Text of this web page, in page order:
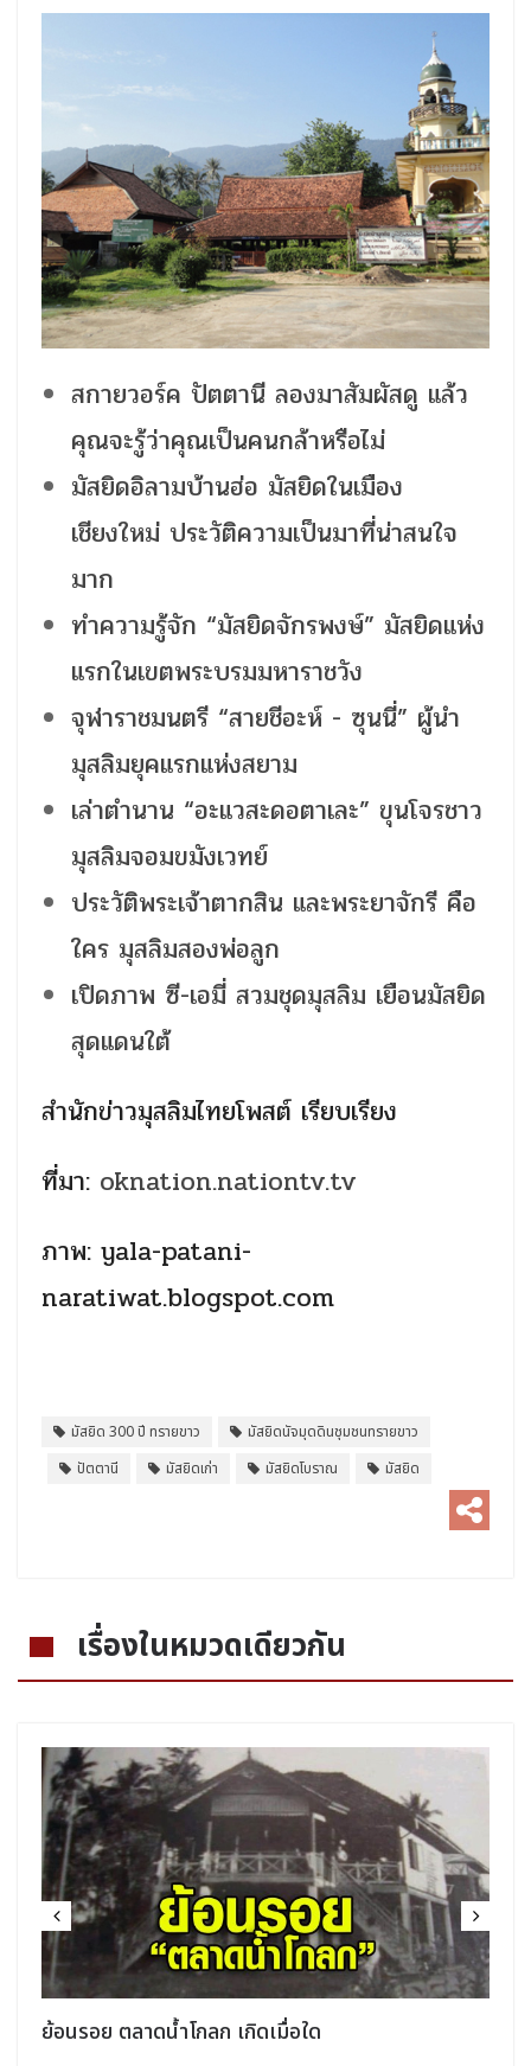
สกายวอร์ค ปัตตานี ลองมาสัมผัสดู แล้ว
คุณจะรู้ว่าคุณเป็นคนกล้าหรือไม่
มัสยิดอิลามบ้านฮ่อ มัสยิดในเมือง
เชียงใหม่ ประวัติความเป็นมาที่น่าสนใจ
มาก
ทำความรู้จัก “มัสยิดจักรพงษ์” มัสยิดแห่ง
แรกในเขตพระบรมมหาราชวัง
จุฬาราชมนตรี “สายชีอะห์ - ซุนนี่” ผู้นำ
มุสลิมยุคแรกแห่งสยาม
เล่าตำนาน “อะแวสะดอตาเละ” ขุนโจรชาว
มุสลิมจอมขมังเวทย์
ประวัติพระเจ้าตากสิน และพระยาจักรี คือ
ใคร มุสลิมสองพ่อลูก
เปิดภาพ ซี-เอมี่ สวมชุดมุสลิม เยือนมัสยิด
สุดแดนใต้
สำนักข่าวมุสลิมไทยโพสต์ เรียบเรียง
ที่มา: oknation.nationtv.tv
ภาพ: yala-patani-
naratiwat.blogspot.com
มัสยิด 300 ปี ทรายขาว
มัสยิดนัจมุดดินชุมชนทรายขาว
ปัตตานี
มัสยิดเก่า มัสยิดโบราณ มัสยิด
เรื่องในหมวดเดียวกัน
ย้อนรอย​ ตลาดน้ำ​โกลก​ เกิดเมื่อใด